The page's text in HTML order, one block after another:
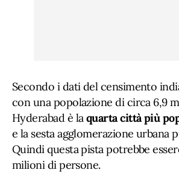
Secondo i dati del censimento
con una popolazione di circa 6,9
Hyderabad è laquarta città più
e la sesta agglomerazione urbana
Quindi questa pista potrebbe
milioni di persone.